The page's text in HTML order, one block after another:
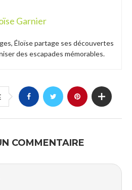
Garnier
Éloïse partage ses découvertes
des escapades mémorables.
COMMENTAIRE